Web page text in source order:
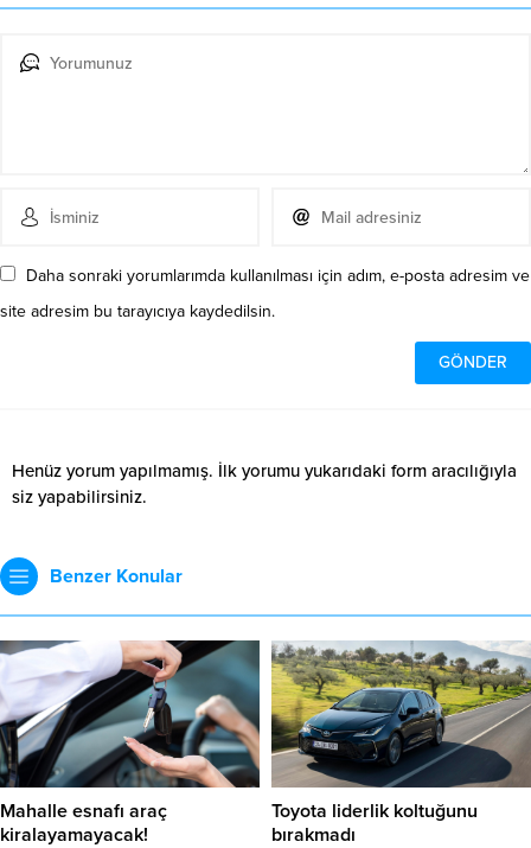
Daha sonraki yorumlarımda kullanılması için adım, e-posta adresim ve
site adresim bu tarayıcıya kaydedilsin.
Henüz yorum yapılmamış. İlk yorumu yukarıdaki form aracılığıyla
siz yapabilirsiniz.
Benzer Konular
Mahalle esnafı araç
kiralayamayacak!
Toyota liderlik koltuğunu
bırakmadı